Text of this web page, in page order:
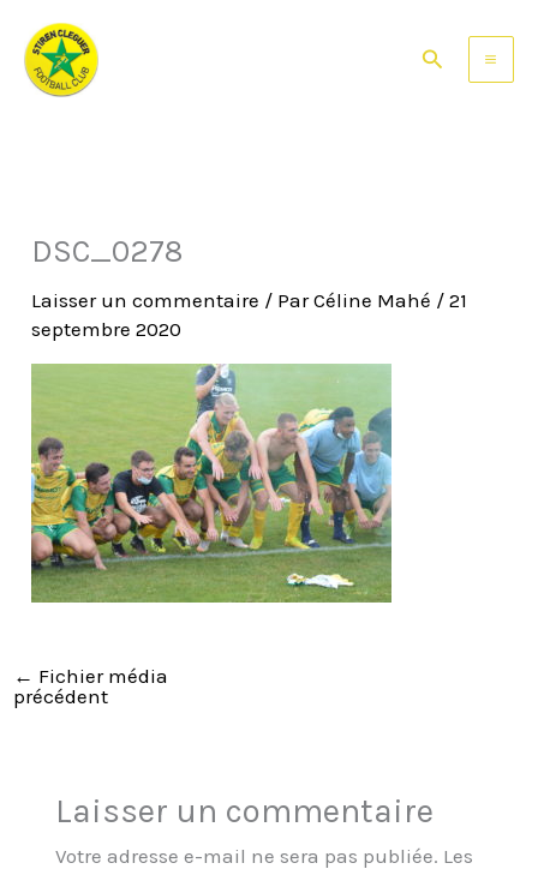
contenu
Rechercher
DSC_0278
Laisser un commentaire / ParCéline Mahé /21
septembre 2020
← Fichier média
précédent
Laisser un commentaire
Votre adresse e-mail ne sera pas publiée. Les